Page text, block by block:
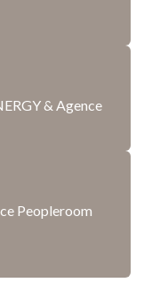
& Agence
Peopleroom